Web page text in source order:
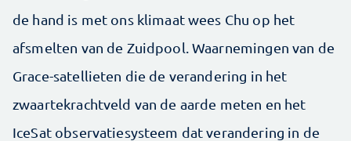
de hand is met ons klimaat wees Chu op het
afsmelten van de Zuidpool. Waarnemingen van de
Grace-satellieten die de verandering in het
zwaartekrachtveld van de aarde meten en het
IceSat observatiesysteem dat verandering in de